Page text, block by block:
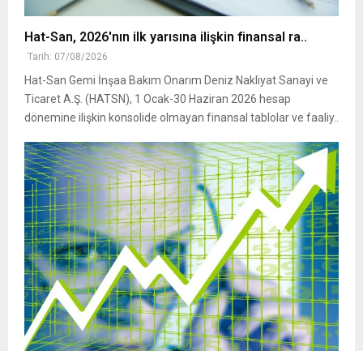
Hat-San, 2026'nın ilk yarısına ilişkin finansal ra..
Tarih: 07/08/2026
Hat-San Gemi İnşaa Bakım Onarım Deniz Nakliyat Sanayi ve
Ticaret A.Ş. (HATSN), 1 Ocak-30 Haziran 2026 hesap
dönemine ilişkin konsolide olmayan finansal tablolar ve faaliy..